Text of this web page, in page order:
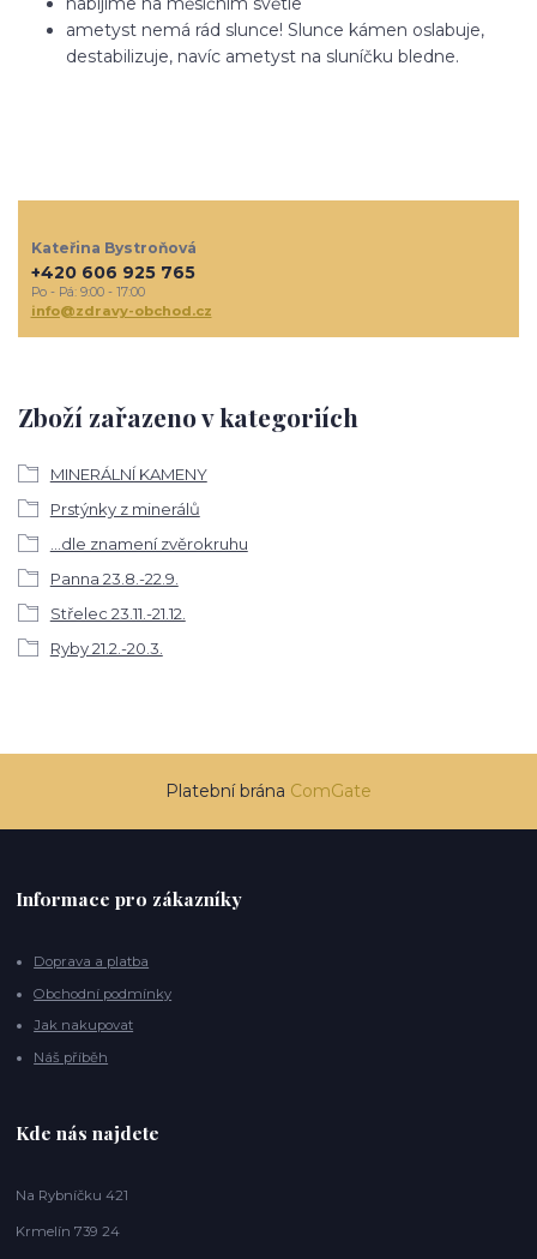
ametyst nemá rád slunce! Slunce kámen oslabuje,
destabilizuje, navíc ametyst na sluníčku bledne.
Zboží zařazeno v kategoriích
MINERÁLNÍ KAMENY
Prstýnky z minerálů
...dle znamení zvěrokruhu
Panna 23.8.-22.9.
Střelec 23.11.-21.12.
Ryby 21.2.-20.3.
Kateřina Bystroňová
+420 606 925 765
Po - Pá: 9:00 - 17:00
info@zdravy-obchod.cz
Platební brána ComGate
Informace pro zákazníky
Doprava a platba
Obchodní podmínky
Jak nakupovat
Náš příběh
Kde nás najdete
Na Rybníčku 421
Krmelín 739 24